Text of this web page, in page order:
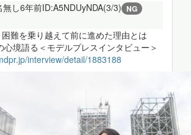
無し6年前ID:A5NDUyNDA(3/3) NG
困難を乗り越えて前に進めた理由とは
心境語る＜モデルプレスインタビュー＞
interview/detail/1883188